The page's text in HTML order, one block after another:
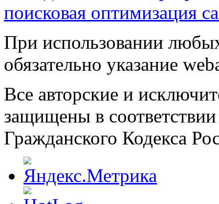
поисковая оптимизация
При использовании
обязательно указание
Все авторские и
защищены в
Гражданского Кодекса